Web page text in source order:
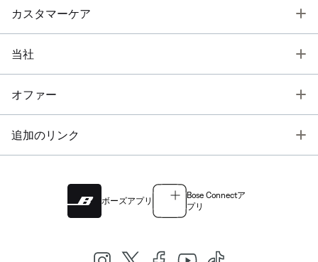
カスタマーケア
当社
オファー
追加のリンク
ボーズアプリ
Bose Connectア
プリ